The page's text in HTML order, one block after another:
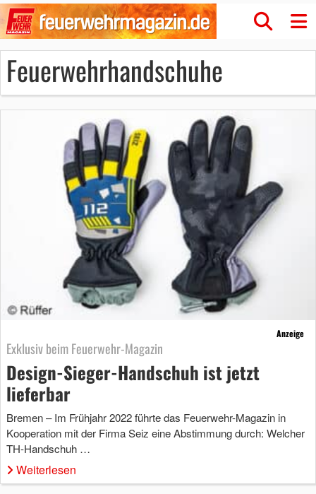
Feuerwehrhandschuhe
Anzeige
Exklusiv beim Feuerwehr-Magazin
Design-Sieger-Handschuh ist jetzt
lieferbar
Bremen – Im Frühjahr 2022 führte das Feuerwehr-Magazin in
Kooperation mit der Firma Seiz eine Abstimmung durch: Welcher
TH-Handschuh …
Weiterlesen